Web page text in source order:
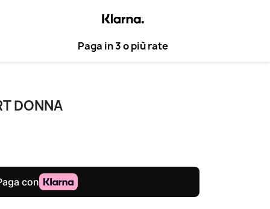
Paga in 3 o più rate
DONNA